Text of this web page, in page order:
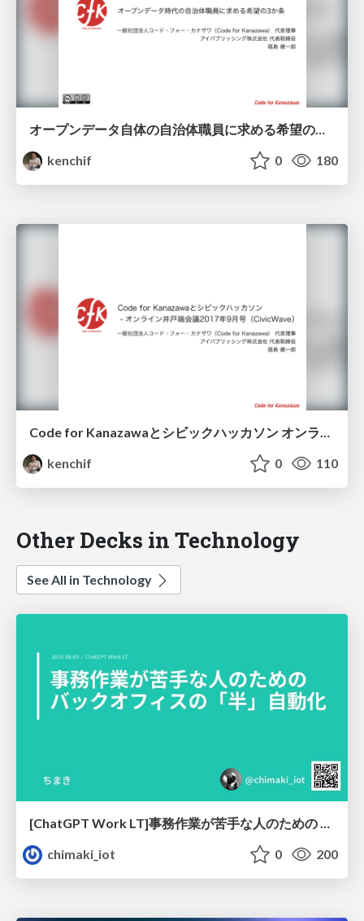
オープンデータ自体の自治体職員に求める希望の三箇条
kenchif
0 180
Code for Kanazawaとシビックハッカソン オンライン井戸端会議2017年9月号（CivicWave）
kenchif
0 110
Other Decks in Technology
See All in Technology
chimaki_iot
0 200